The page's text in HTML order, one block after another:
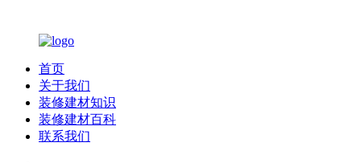
首页
关于我们
装修建材知识
装修建材百科
联系我们